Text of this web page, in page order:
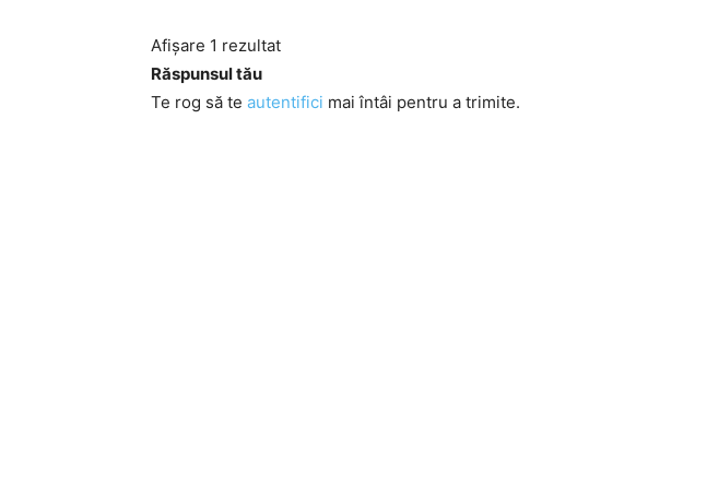
Afișare 1 rezultat
Răspunsul tău
Te rog să te autentifici mai întâi pentru a trimite.